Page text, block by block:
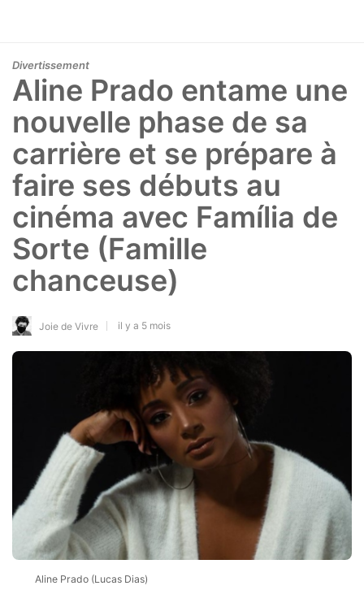
Divertissement
Aline Prado entame une
nouvelle phase de sa
carrière et se prépare à
faire ses débuts au
cinéma avec Família de
Sorte (Famille
chanceuse)
Joie de Vivre il y a 5 mois
Aline Prado (Lucas Dias)